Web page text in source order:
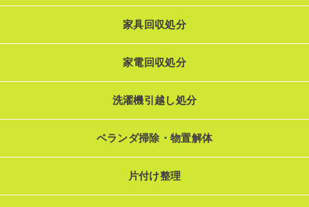
家具回収処分
家電回収処分
洗濯機引越し処分
ベランダ掃除・物置解体
片付け整理